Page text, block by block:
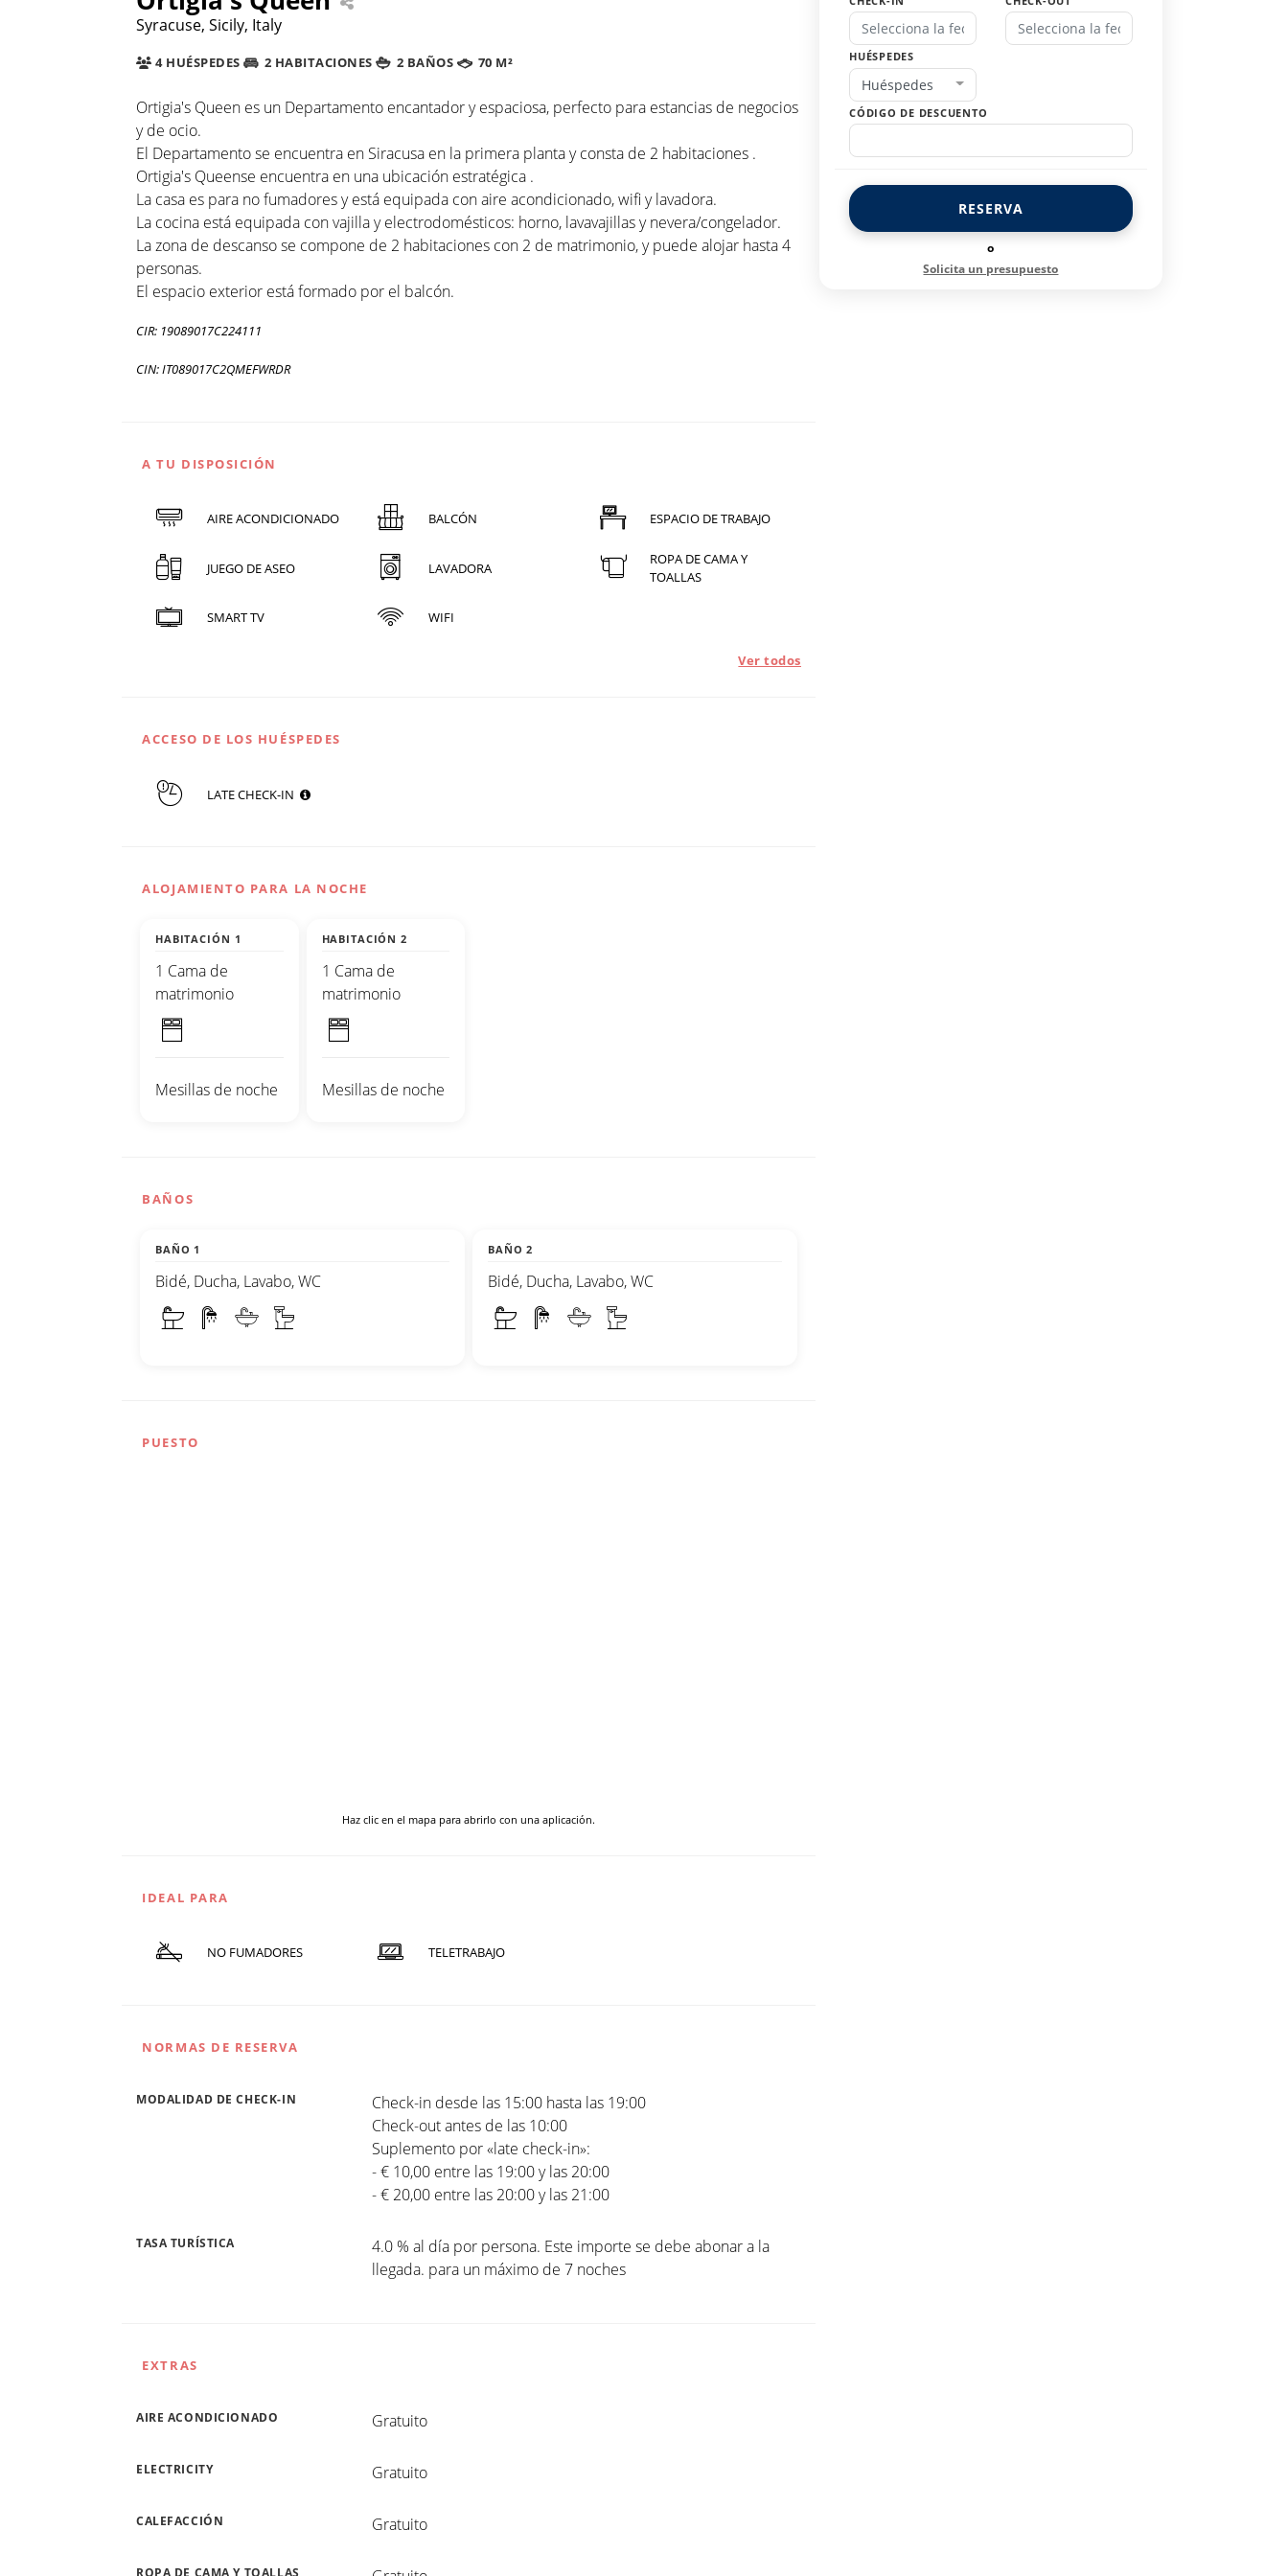
Syracuse, Sicily, Italy
4 HUÉSPEDES 2 HABITACIONES 2 BAÑOS 70 M²
Ortigia's Queen es un Departamento encantador y espaciosa, perfecto para estancias de negocios
y de ocio.
El Departamento se encuentra en Siracusa en la primera planta y consta de 2 habitaciones .
Ortigia's Queense encuentra en una ubicación estratégica .
La casa es para no fumadores y está equipada con aire acondicionado, wifi y lavadora.
La cocina está equipada con vajilla y electrodomésticos: horno, lavavajillas y nevera/congelador.
La zona de descanso se compone de 2 habitaciones con 2 de matrimonio, y puede alojar hasta 4
personas.
El espacio exterior está formado por el balcón.
CIR: 19089017C224111
CIN: IT089017C2QMEFWRDR
A TU DISPOSICIÓN
AIRE ACONDICIONADO BALCÓN ESPACIO DE TRABAJO
JUEGO DE ASEO LAVADORA
ROPA DE CAMA Y
TOALLAS
SMART TV WIFI
Ver todos
ACCESO DE LOS HUÉSPEDES
LATE CHECK-IN
ALOJAMIENTO PARA LA NOCHE
HABITACIÓN 1
1 Cama de
matrimonio
Mesillas de noche
HABITACIÓN 2
1 Cama de
matrimonio
Mesillas de noche
BAÑOS
BAÑO 1
Bidé, Ducha, Lavabo, WC
BAÑO 2
Bidé, Ducha, Lavabo, WC
PUESTO
Haz clic en el mapa para abrirlo con una aplicación.
IDEAL PARA
NO FUMADORES TELETRABAJO
NORMAS DE RESERVA
MODALIDAD DE CHECK-IN
Check-in desde las 15:00 hasta las 19:00
Check-out antes de las 10:00
Suplemento por «late check-in»:
- € 10,00 entre las 19:00 y las 20:00
- € 20,00 entre las 20:00 y las 21:00
TASA TURÍSTICA
4.0 % al día por persona. Este importe se debe abonar a la
llegada. para un máximo de 7 noches
EXTRAS
AIRE ACONDICIONADO Gratuito
ELECTRICITY Gratuito
CALEFACCIÓN Gratuito
ROPA DE CAMA Y TOALLAS
HUÉSPEDES
Huéspedes
CÓDIGO DE DESCUENTO
RESERVA
o
Solicita un presupuesto